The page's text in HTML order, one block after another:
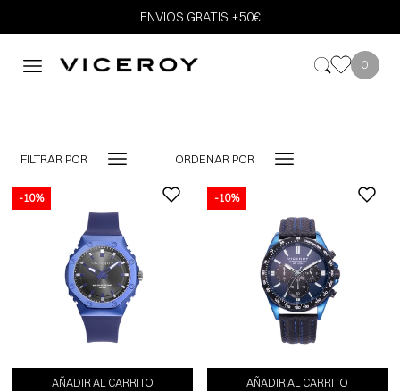
ENVIOS GRATIS +50€
0
FILTRAR POR ORDENAR POR
-10%
AÑADIR AL CARRITO AÑADIR AL CARRITO
-10%
AÑADIR AL CARRITO